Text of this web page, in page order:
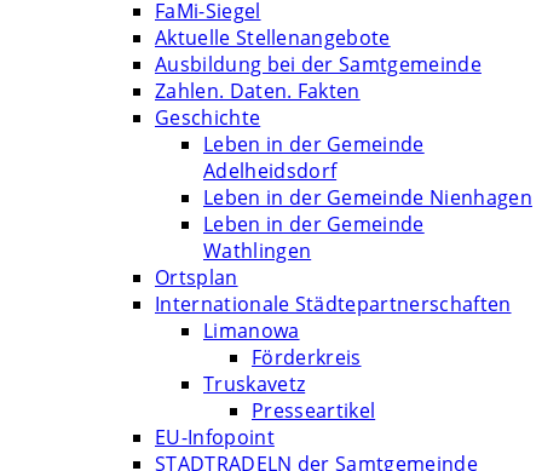
FaMi-Siegel
Aktuelle Stellenangebote
Ausbildung bei der Samtgemeinde
Zahlen. Daten. Fakten
Geschichte
Leben in der Gemeinde
Adelheidsdorf
Leben in der Gemeinde Nienhagen
Leben in der Gemeinde
Wathlingen
Ortsplan
Internationale Städtepartnerschaften
Limanowa
Förderkreis
Truskavetz
Presseartikel
EU-Infopoint
STADTRADELN der Samtgemeinde